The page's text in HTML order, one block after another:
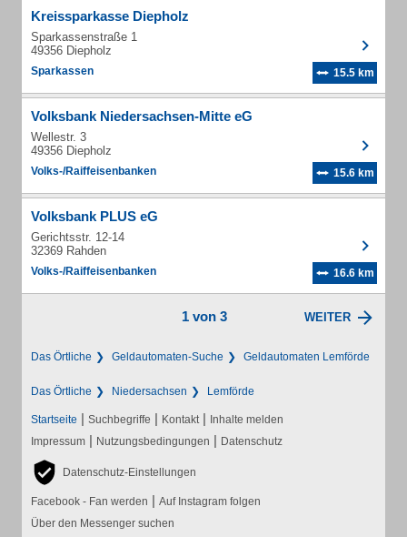
Kreissparkasse Diepholz
Sparkassenstraße 1
49356 Diepholz
Sparkassen 15.5 km
Volksbank Niedersachsen-Mitte eG
Wellestr. 3
49356 Diepholz
Volks-/Raiffeisenbanken 15.6 km
Volksbank PLUS eG
Gerichtsstr. 12-14
32369 Rahden
Volks-/Raiffeisenbanken 16.6 km
1 von 3 WEITER
Das Örtliche Geldautomaten-Suche Geldautomaten Lemförde
Das Örtliche Niedersachsen Lemförde
Startseite | Suchbegriffe | Kontakt | Inhalte melden
Impressum | Nutzungsbedingungen | Datenschutz
Datenschutz-Einstellungen
Facebook - Fan werden | Auf Instagram folgen
Über den Messenger suchen